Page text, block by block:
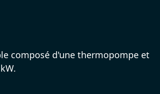
composé d'une thermopompe et